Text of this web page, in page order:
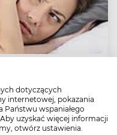
dotyczących
internetowej, pokazania
Państwu wspaniałego
uzyskać więcej informacji
otwórz ustawienia.
skutki. Co na
Polka. Chrapanie
sennego, a
może